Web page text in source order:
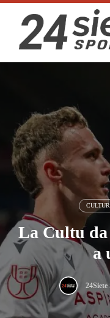
La Cultu da
a